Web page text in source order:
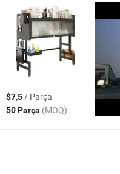
$7,5/ Parça
50 Parça (MOQ)